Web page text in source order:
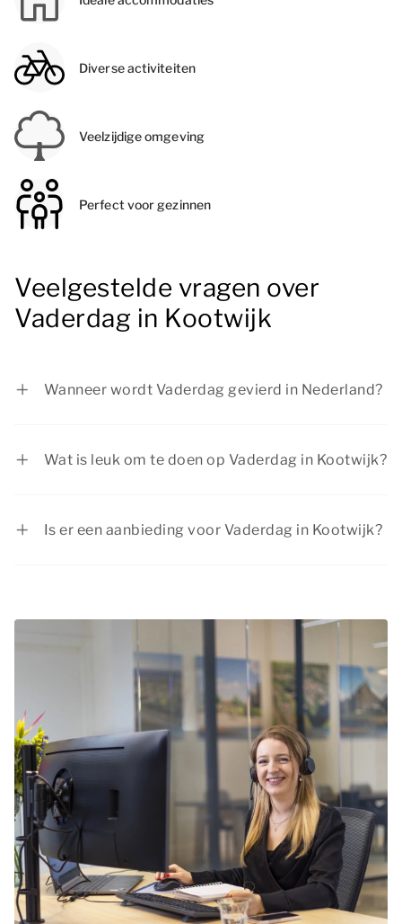
Diverse activiteiten
Veelzijdige omgeving
Perfect voor gezinnen
Veelgestelde vragen over
Vaderdag in Kootwijk
Wanneer wordt Vaderdag gevierd in Nederland?
Wat is leuk om te doen op Vaderdag in Kootwijk?
cultureel uitstapje, er is voor ieder wat wils!
Is er een aanbieding voor Vaderdag in Kootwijk?